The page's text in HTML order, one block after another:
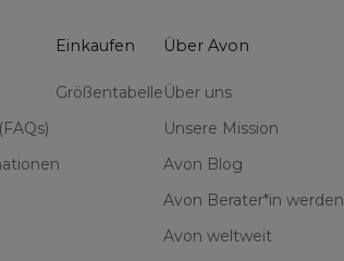
Einkaufen
Größentabelle
Über Avon
Über uns
Unsere Mission
Avon Blog
Avon Berater*in werden
Avon weltweit